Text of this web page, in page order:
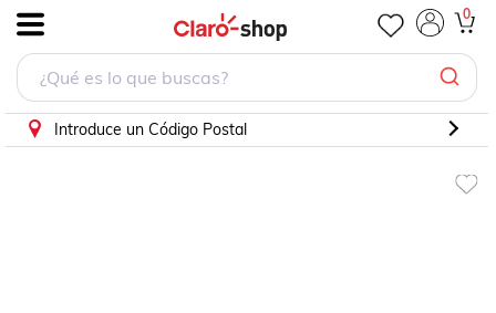
0
Introduce un Código Postal
Cable Chicote Acelerador Compatible Con Perkins